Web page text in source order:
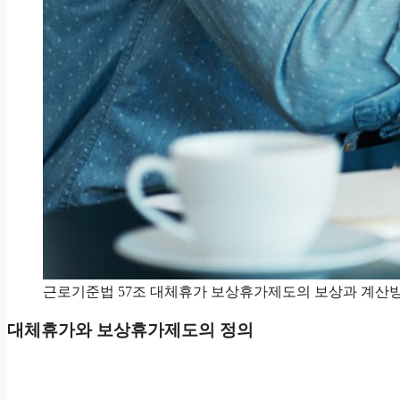
근로기준법 57조 대체휴가 보상휴가제도의 보상과 계산
대체휴가와 보상휴가제도의 정의